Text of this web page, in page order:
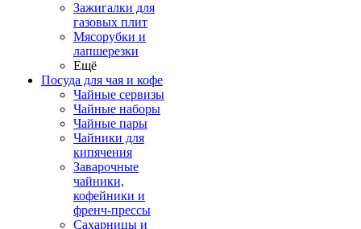
Зажигалки для
газовых плит
Мясорубки и
лапшерезки
Ещё
Посуда для чая и кофе
Чайные сервизы
Чайные наборы
Чайные пары
Чайники для
кипячения
Заварочные
чайники,
кофейники и
френч-прессы
Сахарницы и